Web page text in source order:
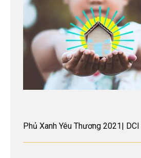
Phủ Xanh Yêu Thương 2021|